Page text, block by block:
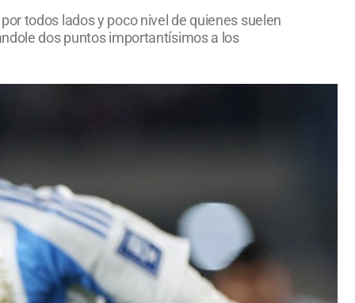
todos lados y poco nivel de quienes suelen
dos puntos importantísimos a los